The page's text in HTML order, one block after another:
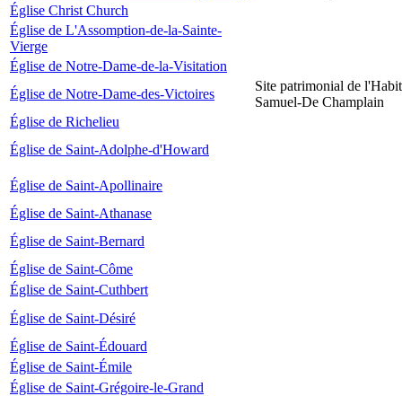
Église Christ Church
Église de L'Assomption-de-la-Sainte-
Vierge
Église de Notre-Dame-de-la-Visitation
Église de Notre-Dame-des-Victoires
Site patrimonial de
Samuel-De Champlain
Église de Richelieu
Église de Saint-Adolphe-d'Howard
Église de Saint-Apollinaire
Église de Saint-Athanase
Église de Saint-Bernard
Église de Saint-Côme
Église de Saint-Cuthbert
Église de Saint-Désiré
Église de Saint-Édouard
Église de Saint-Émile
Église de Saint-Grégoire-le-Grand